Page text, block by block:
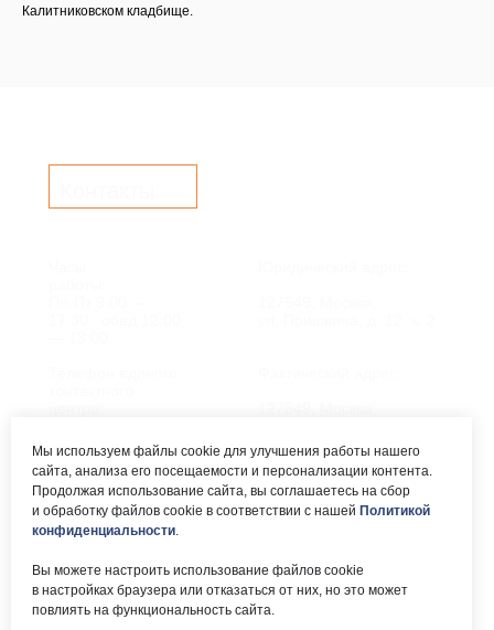
Калитниковском кладбище.
okc-
svao@svao.mos.ru
Почта:
Об учреждении:
О ГБУ «ОКЦ СВАО»
Электронный каталог:
Результаты НОК
Электронные ресурсы:
Национальная
Мы используем файлы cookie для улучшения работы нашего
сайта, анализа его посещаемости и персонализации контента.
Продолжая использование сайта, вы соглашаетесь на сбор
и обработку файлов cookie в соответствии с нашей Политикой
конфиденциальности.
Вы можете настроить использование файлов cookie
в настройках браузера или отказаться от них, но это может
повлиять на функциональность сайта.